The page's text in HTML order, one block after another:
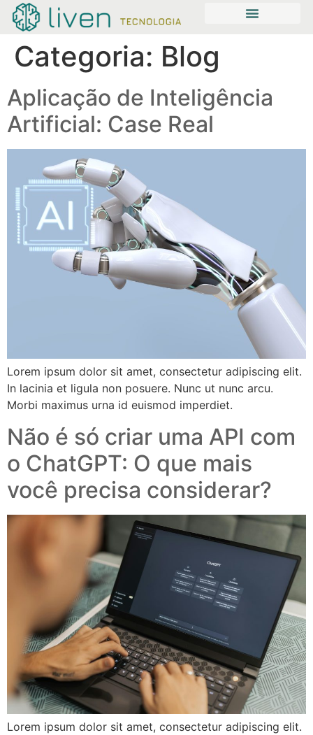
Categoria: Blog
Aplicação de Inteligência
Artificial: Case Real
Lorem ipsum dolor sit amet, consectetur adipiscing elit.
In lacinia et ligula non posuere. Nunc ut nunc arcu.
Morbi maximus urna id euismod imperdiet.
Não é só criar uma API com
o ChatGPT: O que mais
você precisa considerar?
Lorem ipsum dolor sit amet, consectetur adipiscing elit.